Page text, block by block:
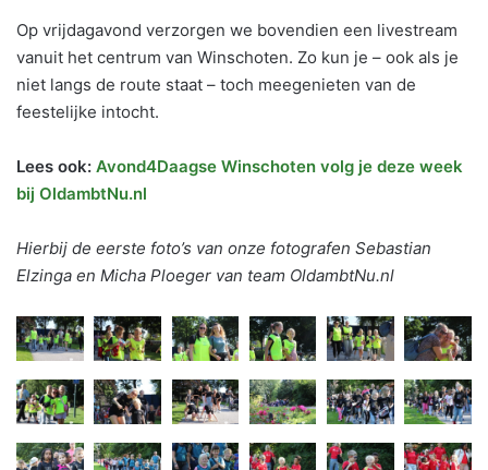
Op vrijdagavond verzorgen we bovendien een livestream
vanuit het centrum van Winschoten. Zo kun je – ook als je
niet langs de route staat – toch meegenieten van de
feestelijke intocht.
Lees ook: Avond4Daagse Winschoten volg je deze week
bij OldambtNu.nl
Hierbij de eerste foto’s van onze fotografen Sebastian
Elzinga en Micha Ploeger van team OldambtNu.nl